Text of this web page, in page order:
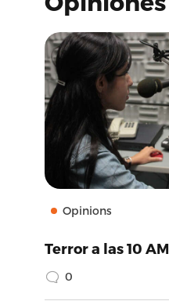
Opinions
Terror a las 10 AM
0